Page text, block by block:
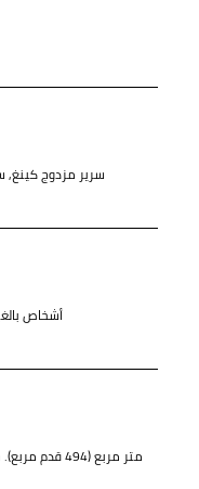
سرير مزدوج كينغ,
3 أشخاص